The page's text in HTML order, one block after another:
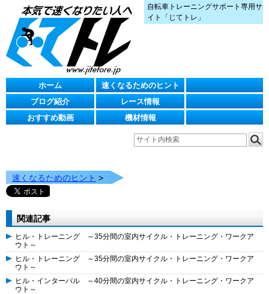
自転車トレーニングサポート専用サ
イト「じてトレ」
ホーム
速くなるためのヒント
ブログ紹介
レース情報
おすすめ動画
機材情報
速くなるためのヒント >
関連記事
ヒル・トレーニング ～35分間の室内サイクル・トレーニング・ワークア
ウト～
ヒル・トレーニング ～35分間の室内サイクル・トレーニング・ワークア
ウト～
ヒル・インターバル ～40分間の室内サイクル・トレーニング・ワークア
ウト～